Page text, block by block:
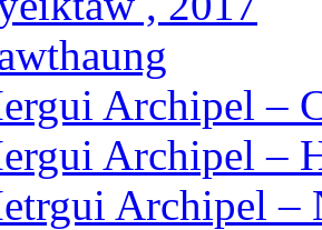
Archipel –
Archipel –
Archipel –